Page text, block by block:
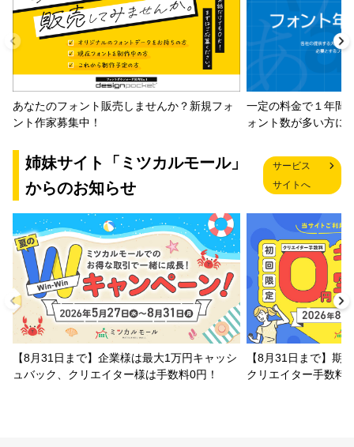
あなたのフォント販売しませんか？新規フォ
ント作家募集中！
一定の料金で１年間
ォント数が多い方に
姉妹サイト「ミツカルモール」
からのお知らせ
サービス
サイトへ
【8月31日まで】企業様は最大1万円キャッシ
ュバック、クリエイター様は手数料0円！
【8月31日まで】期
クリエイター手数料